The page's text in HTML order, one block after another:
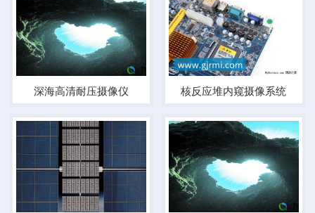
深海高清耐压摄像仪 核反应堆内窥摄像系统